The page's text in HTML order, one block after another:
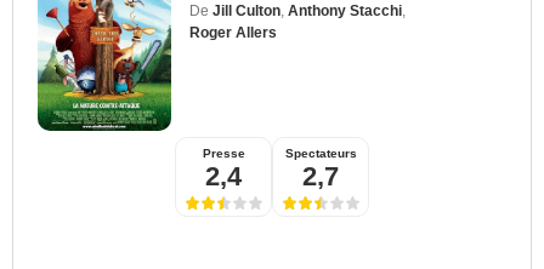
De Jill Culton Anthony Stacchi
Roger Allers
Presse
2,4
Spectateurs
2,7